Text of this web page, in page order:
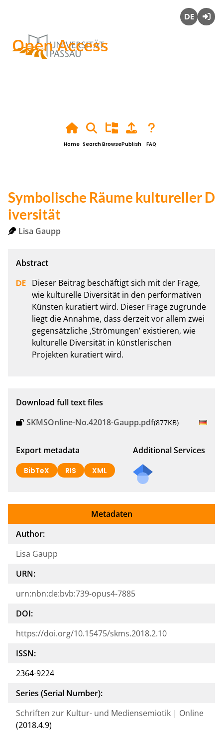
Open Access
Home SearchBrowsePublish FAQ
Symbolische Räume kultureller D
iversität
Lisa Gaupp
Dieser Beitrag beschäftigt sich mit der Frage,
wie kulturelle Diversität in den performativen
Künsten kuratiert wird. Dieser Frage zugrunde
liegt die Annahme, dass derzeit vor allem zwei
gegensätzliche ‚Strömungen’ existieren, wie
kulturelle Diversität in künstlerischen
Projekten kuratiert wird.
Download full text files
SKMSOnline-No.42018-Gaupp.pdf(877KB)
Export metadata
BibTeX RIS XML
Additional Services
Metadaten
Author:
Lisa Gaupp
URN:
urn:nbn:de:bvb:739-opus4-7885
DOI:
https://doi.org/10.15475/skms.2018.2.10
ISSN:
2364-9224
Series (Serial Number):
Schriften zur Kultur- und Mediensemiotik | Online
(2018.4.9)